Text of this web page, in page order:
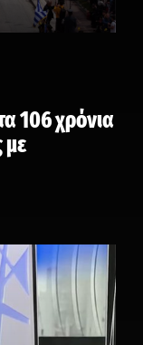
106 χρόνια
με